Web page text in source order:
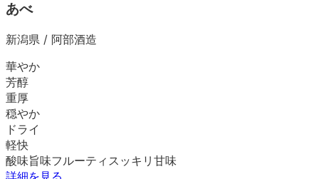
あべ
新潟県 / 阿部酒造
華やか
芳醇
重厚
穏やか
ドライ
軽快
酸味旨味フルーティ スッキリ 甘味
詳細を見る